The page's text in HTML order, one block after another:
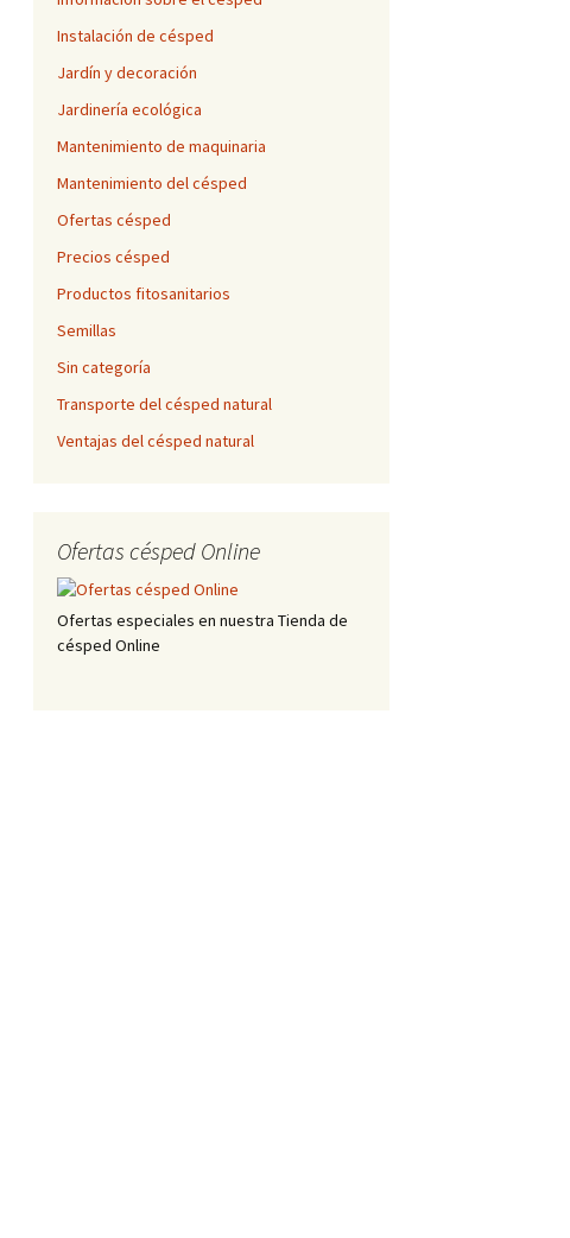
Instalación de césped
Jardín y decoración
Jardinería ecológica
Mantenimiento de maquinaria
Mantenimiento del césped
Ofertas césped
Precios césped
Productos fitosanitarios
Semillas
Sin categoría
Transporte del césped natural
Ventajas del césped natural
Ofertas césped Online
Ofertas especiales en nuestra Tienda de
césped Online